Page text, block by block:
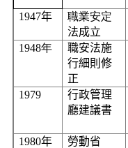
1947年
職業安定
法成立
1948年
職安法施
行細則修
正
1979
行政管理
廳建議書
1980年
勞動省